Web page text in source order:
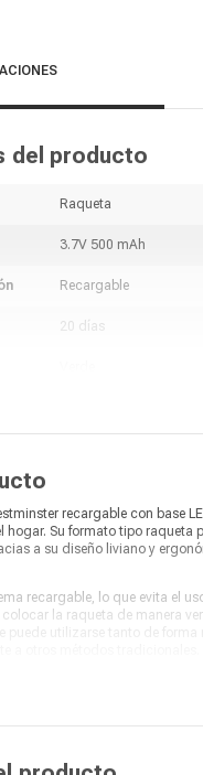
del producto
Raqueta
3.7V 500 mAh
Recargable
20 días
recargable con base
hogar. Su formato tipo
a su diseño liviano y
recargable, lo que evita el
la raqueta de manera
combina practicidad,